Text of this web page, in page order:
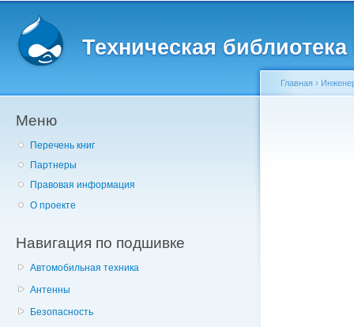
Техническая
Меню
Перечень книг
Партнеры
Правовая информация
О проекте
Навигация по подшивке
Автомобильная техника
Антенны
Безопасность
Главная ›